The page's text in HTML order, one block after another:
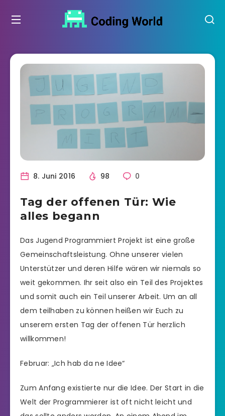
8. Juni 2016 98 0
Tag der offenen Tür: Wie
alles begann
Das Jugend Programmiert Projekt ist eine große
Gemeinschaftsleistung. Ohne unserer vielen
Unterstützer und deren Hilfe wären wir niemals so
weit gekommen. Ihr seit also ein Teil des Projektes
und somit auch ein Teil unserer Arbeit. Um an all
dem teilhaben zu können heißen wir Euch zu
unserem ersten Tag der offenen Tür herzlich
willkommen!
Februar: „Ich hab da ne Idee“
Zum Anfang existierte nur die Idee. Der Start in die
Welt der Programmierer ist oft nicht leicht und